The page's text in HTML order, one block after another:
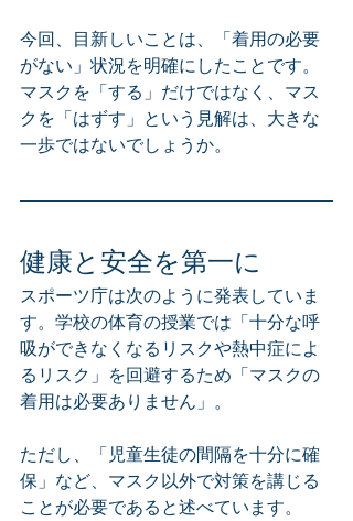
今回、目新しいことは、「着用の必要
がない」状況を明確にしたことです。
マスクを「する」だけではなく、マス
クを「はずす」という見解は、大きな
一歩ではないでしょうか。
健康と安全を第一に
スポーツ庁は次のように発表していま
す。学校の体育の授業では「十分な呼
吸ができなくなるリスクや熱中症によ
るリスク」を回避するため「マスクの
着用は必要ありません」。
ただし、「児童生徒の間隔を十分に確
保」など、マスク以外で対策を講じる
ことが必要であると述べています。